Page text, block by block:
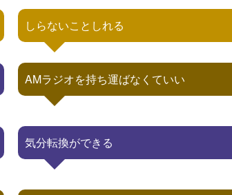
しらないことしれる
AMラジオを持ち運ばなくていい
気分転換ができる